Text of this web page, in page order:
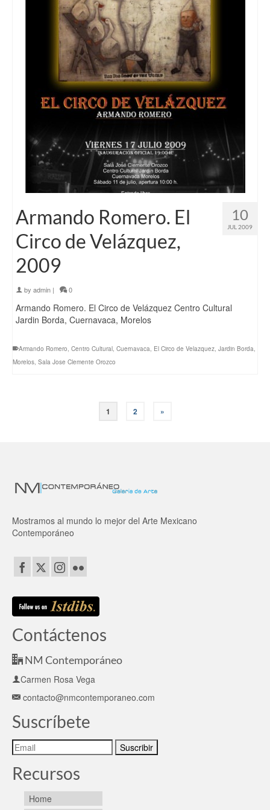
10
JUL 2009
Armando Romero. El
Circo de Velázquez,
2009
by admin | 0
Armando Romero. El Circo de Velázquez Centro Cultural
Jardin Borda, Cuernavaca, Morelos
Armando Romero, Centro Cultural, Cuernavaca, El Circo de Velazquez, Jardin Borda,
Morelos, Sala Jose Clemente Orozco
1 2 »
Mostramos al mundo lo mejor del Arte Mexicano
Contemporáneo
Contáctenos
NM Contemporáneo
Carmen Rosa Vega
contacto@nmcontemporaneo.com
Suscríbete
Recursos
Home